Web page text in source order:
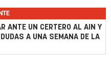
ANTE UN CERTERO AL AIN Y
A UNA SEMANA DE LA